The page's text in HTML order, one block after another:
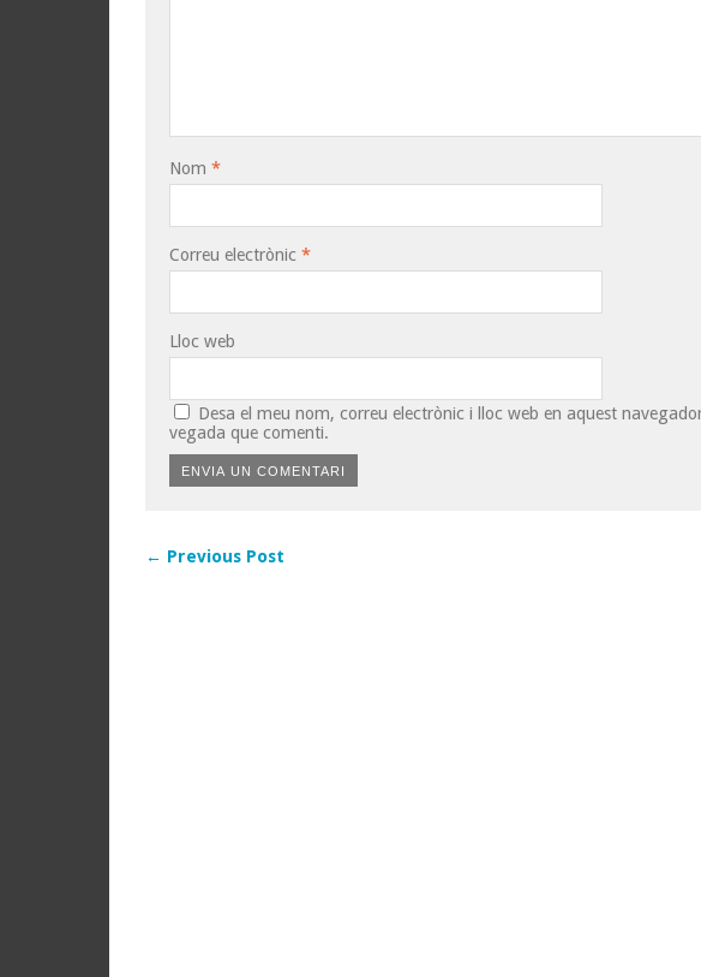
Nom *
Correu electrònic *
Lloc web
Desa el meu nom, correu electrònic i lloc web en aquest
vegada que comenti.
← Previous Post